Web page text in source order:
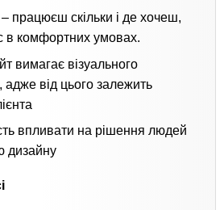
– працюєш скільки і де хочеш,
в комфортних умовах.
вимагає візуального
від цього залежить
впливати на рішення людей
дизайну